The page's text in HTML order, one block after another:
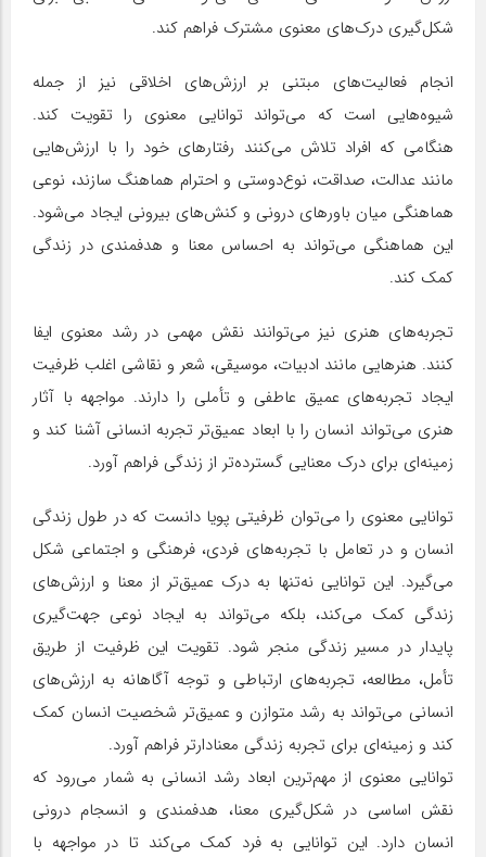
شکل‌گیری درک‌های معنوی مشترک فراهم کند.
انجام فعالیت‌های مبتنی بر ارزش‌های اخلاقی نیز از جمله
شیوه‌هایی است که می‌تواند توانایی معنوی را تقویت کند.
هنگامی که افراد تلاش می‌کنند رفتارهای خود را با ارزش‌هایی
مانند عدالت، صداقت، نوع‌دوستی و احترام هماهنگ سازند، نوعی
هماهنگی میان باورهای درونی و کنش‌های بیرونی ایجاد می‌شود.
این هماهنگی می‌تواند به احساس معنا و هدفمندی در زندگی
کمک کند.
تجربه‌های هنری نیز می‌توانند نقش مهمی در رشد معنوی ایفا
کنند. هنرهایی مانند ادبیات، موسیقی، شعر و نقاشی اغلب ظرفیت
ایجاد تجربه‌های عمیق عاطفی و تأملی را دارند. مواجهه با آثار
هنری می‌تواند انسان را با ابعاد عمیق‌تر تجربه انسانی آشنا کند و
زمینه‌ای برای درک معنایی گسترده‌تر از زندگی فراهم آورد.
توانایی معنوی را می‌توان ظرفیتی پویا دانست که در طول زندگی
انسان و در تعامل با تجربه‌های فردی، فرهنگی و اجتماعی شکل
می‌گیرد. این توانایی نه‌تنها به درک عمیق‌تر از معنا و ارزش‌های
زندگی کمک می‌کند، بلکه می‌تواند به ایجاد نوعی جهت‌گیری
پایدار در مسیر زندگی منجر شود. تقویت این ظرفیت از طریق
تأمل، مطالعه، تجربه‌های ارتباطی و توجه آگاهانه به ارزش‌های
انسانی می‌تواند به رشد متوازن و عمیق‌تر شخصیت انسان کمک
کند و زمینه‌ای برای تجربه زندگی معنادارتر فراهم آورد.
توانایی معنوی از مهم‌ترین ابعاد رشد انسانی به شمار می‌رود که
نقش اساسی در شکل‌گیری معنا، هدفمندی و انسجام درونی
انسان دارد. این توانایی به فرد کمک می‌کند تا در مواجهه با